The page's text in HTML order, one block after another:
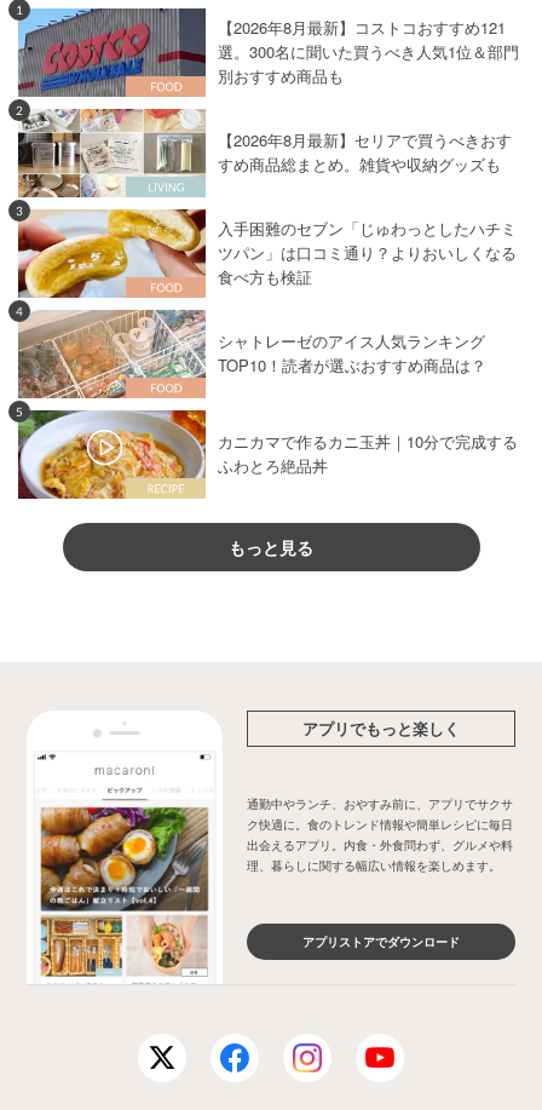
1
【2026年8月最新】コストコおすすめ121
選。300名に聞いた買うべき人気1位＆部門
別おすすめ商品も
2
【2026年8月最新】セリアで買うべきおす
すめ商品総まとめ。雑貨や収納グッズも
3
入手困難のセブン「じゅわっとしたハチミ
ツパン」は口コミ通り？よりおいしくなる
食べ方も検証
4
シャトレーゼのアイス人気ランキング
TOP10！読者が選ぶおすすめ商品は？
5
カニカマで作るカニ玉丼｜10分で完成する
ふわとろ絶品丼
もっと見る
アプリでもっと楽しく
通勤中やランチ、おやすみ前に、アプリでサクサ
ク快適に。食のトレンド情報や簡単レシピに毎日
出会えるアプリ。内食・外食問わず、グルメや料
理、暮らしに関する幅広い情報を楽しめます。
アプリストアでダウンロード